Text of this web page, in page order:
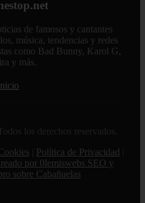
de famosos y cantantes
música, tendencias y redes
como Bad Bunny, Karol G,
y más.
los derechos reservados.
Política de Privacidad
por 0lemiswebs SEO y
sobre Cabañuelas